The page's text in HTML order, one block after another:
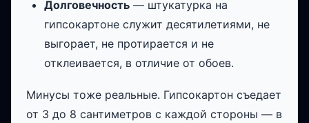
Долговечность — штукатурка на
гипсокартоне служит десятилетиями, не
выгорает, не протирается и не
отклеивается, в отличие от обоев.
Минусы тоже реальные. Гипсокартон съедает
от 3 до 8 сантиметров с каждой стороны — в